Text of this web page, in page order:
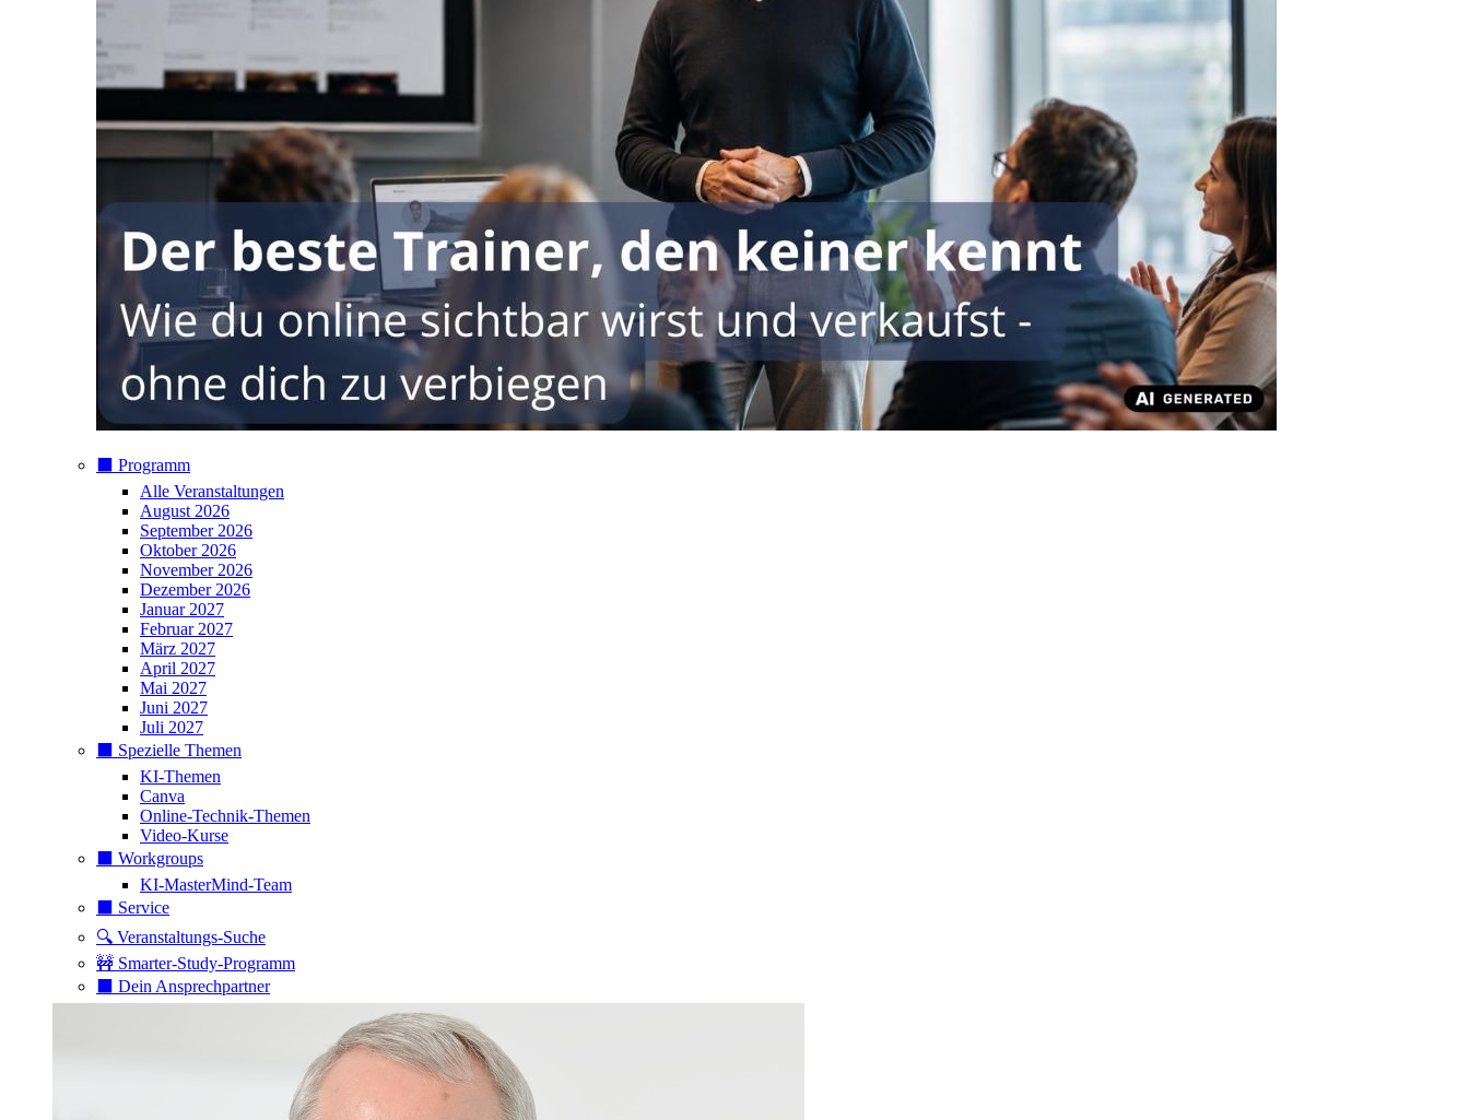
⬛️ Programm
Alle Veranstaltungen
August 2026
September 2026
Oktober 2026
November 2026
Dezember 2026
Januar 2027
Februar 2027
März 2027
April 2027
Mai 2027
Juni 2027
Juli 2027
⬛️ Spezielle Themen
KI-Themen
Canva
Online-Technik-Themen
Video-Kurse
⬛️ Workgroups
KI-MasterMind-Team
⬛️ Service
🔍 Veranstaltungs-Suche
🚧 Smarter-Study-Programm
⬛️ Dein Ansprechpartner